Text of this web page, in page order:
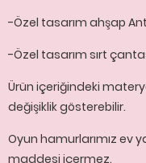
-Özel tasarım ahşap
-Özel tasarım sırt
Ürün içeriğindeki
değişiklik gösterebilir.
Oyun hamurlarımız ev
maddesi içermez.